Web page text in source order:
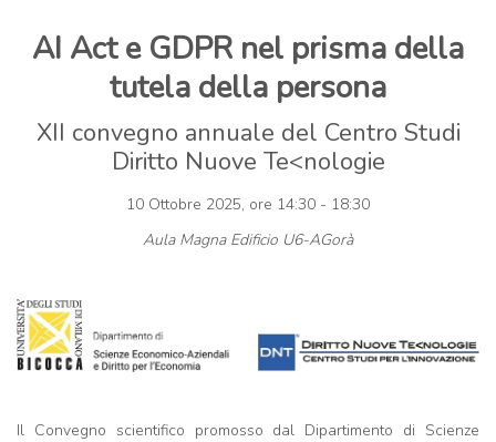
AI Act e GDPR nel prisma della
tutela della persona
XII convegno annuale del Centro Studi
Diritto Nuove Te<nologie
10 Ottobre 2025, ore 14:30 - 18:30
Aula Magna Edificio U6-AGorà
Il Convegno scientifico promosso dal Dipartimento di Scienze